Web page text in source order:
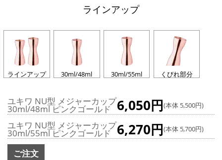
ラインアップ
ラインアップ 30ml/48ml 30ml/55ml くびれ部分
ユキワ NU型 メジャーカップ
30ml/48ml ピンクゴールド 6,050円(本体 5,500円)
ユキワ NU型 メジャーカップ
30ml/55ml ピンクゴールド 6,270円(本体 5,700円)
ご注文